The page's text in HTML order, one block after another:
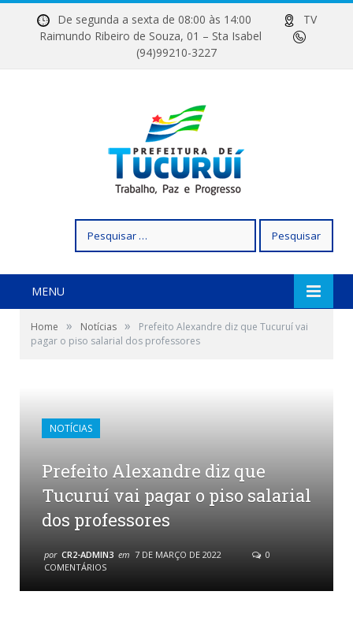
De segunda a sexta de 08:00 às 14:00
TV
Raimundo Ribeiro de Souza, 01 – Sta Isabel
(94)99210-3227
por:
MENU
Home » Notícias »
Prefeito Alexandre diz que Tucuruí vai
pagar o piso salarial dos professores
NOTÍCIAS
Prefeito Alexandre diz que
Tucuruí vai pagar o piso salarial
dos professores
por CR2-ADMIN3 em 7 DE MARÇO DE 2022
0
COMENTÁRIOS